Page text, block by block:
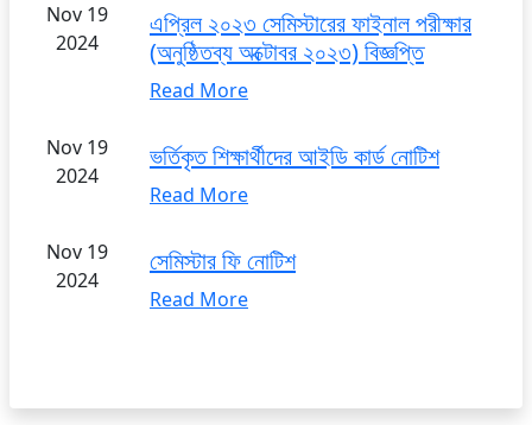
Nov 19
2024
এপ্রিল ২০২৩ সেমিস্টারের ফাইনাল পরীক্ষার
(অনুষ্ঠিতব্য অক্টোবর ২০২৩) বিজ্ঞপ্তি
Read More
Nov 19
2024
ভর্তিকৃত শিক্ষার্থীদের আইডি কার্ড নোটিশ
Read More
Nov 19
2024
সেমিস্টার ফি নোটিশ
Read More